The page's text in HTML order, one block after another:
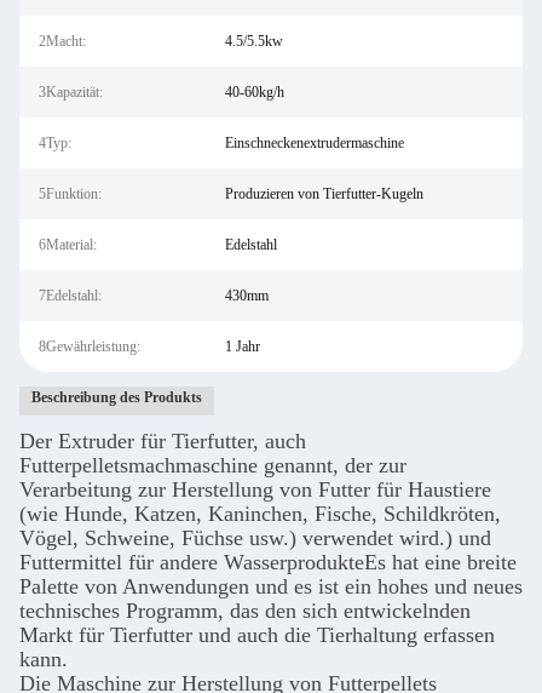
2Macht: 4.5/5.5kw
3Kapazität: 40-60kg/h
4Typ: Einschneckenextrudermaschine
5Funktion: Produzieren von Tierfutter-Kugeln
6Material: Edelstahl
7Edelstahl: 430mm
8Gewährleistung: 1 Jahr
Beschreibung des Produkts
Der Extruder für Tierfutter, auch
Futterpelletsmachmaschine genannt, der zur
Verarbeitung zur Herstellung von Futter für Haustiere
(wie Hunde, Katzen, Kaninchen, Fische, Schildkröten,
Vögel, Schweine, Füchse usw.) verwendet wird.) und
Futtermittel für andere WasserprodukteEs hat eine breite
Palette von Anwendungen und es ist ein hohes und neues
technisches Programm, das den sich entwickelnden
Markt für Tierfutter und auch die Tierhaltung erfassen
kann.
Die Maschine zur Herstellung von Futterpellets